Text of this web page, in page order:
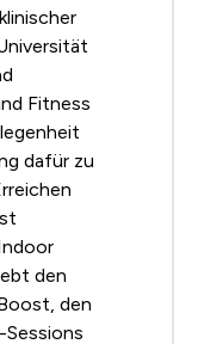
Fitness
dafür zu
den
den
Sessions